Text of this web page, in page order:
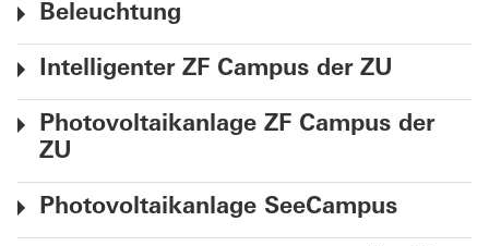
Beleuchtung
Intelligenter ZF Campus der ZU
Photovoltaikanlage ZF Campus der
ZU
Photovoltaikanlage SeeCampus